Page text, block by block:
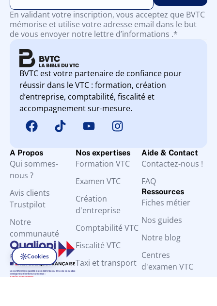
En validant votre inscription, vous acceptez que BVTC
mémorise et utilise votre adresse email dans le but
de vous envoyer notre lettre d’informations .*
BVTC est votre partenaire de confiance pour
réussir dans le VTC : formation, création
d’entreprise, comptabilité, fiscalité et
accompagnement sur-mesure.
A Propos
Qui sommes-
nous ?
Avis clients
Trustpilot
Notre
communauté
Nos expertises
Formation VTC
Examen VTC
Création
d'entreprise
Comptabilité VTC
Fiscalité VTC
Taxi et transport
Aide & Contact
Contactez-nous !
FAQ
Ressources
Fiches métier
Nos guides
Notre blog
Centres
d'examen VTC
Cookies